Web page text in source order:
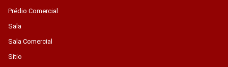
Prédio Comercial
Sala
Sala Comercial
Sítio